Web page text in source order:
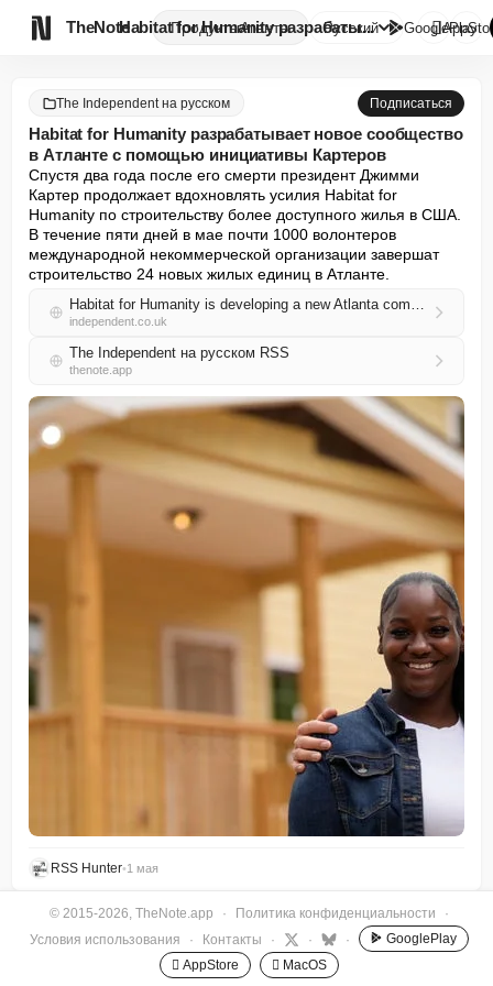
TheNote ПродуктыАгенты
Habitat for Humanity разрабаты...
Русский GooglePlay

The Independent на русском Подписаться
Habitat for Humanity разрабатывает новое сообщество
в Атланте с помощью инициативы Картеров
Спустя два года после его смерти президент Джимми
Картер продолжает вдохновлять усилия Habitat for
Humanity по строительству более доступного жилья в США.
В течение пяти дней в мае почти 1000 волонтеров
международной некоммерческой организации завершат
строительство 24 новых жилых единиц в Атланте.
Habitat for Humanity is developing a new Atlanta community with help from the Carters' initiative
independent.co.uk
The Independent на русском RSS
thenote.app
RSS Hunter•1 мая
© 2015-2026, TheNote.app · Политика конфиденциальности
·
Условия использования
· Контакты · · ·
GooglePlay
 AppStore
 MacOS